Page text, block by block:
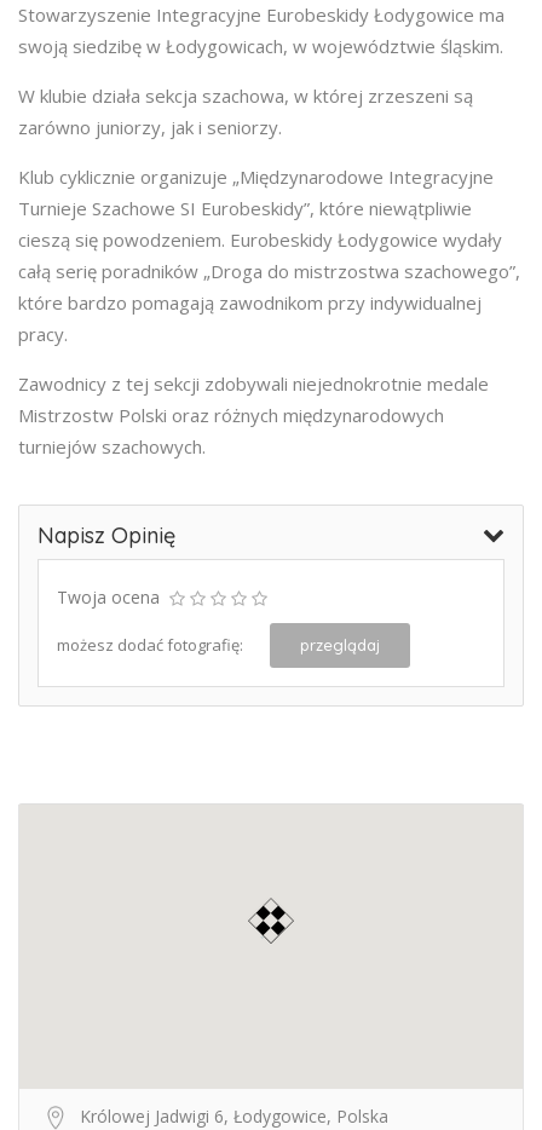
Stowarzyszenie Integracyjne Eurobeskidy Łodygowice ma
swoją siedzibę w Łodygowicach, w województwie śląskim.
W klubie działa sekcja szachowa, w której zrzeszeni są
zarówno juniorzy, jak i seniorzy.
Klub cyklicznie organizuje „Międzynarodowe Integracyjne
Turnieje Szachowe SI Eurobeskidy”, które niewątpliwie
cieszą się powodzeniem. Eurobeskidy Łodygowice wydały
całą serię poradników „Droga do mistrzostwa szachowego”,
które bardzo pomagają zawodnikom przy indywidualnej
pracy.
Zawodnicy z tej sekcji zdobywali niejednokrotnie medale
Mistrzostw Polski oraz różnych międzynarodowych
turniejów szachowych.
Napisz Opinię
Twoja ocena
możesz dodać fotografię: przeglądaj
Królowej Jadwigi 6, Łodygowice, Polska